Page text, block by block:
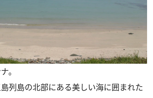
。
列島の北部にある美しい海に囲まれた